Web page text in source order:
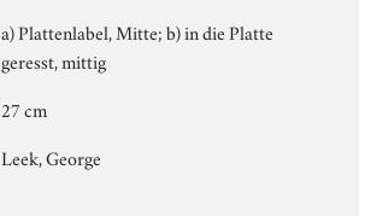
a) Plattenlabel, Mitte; b) in die Platte
geresst, mittig
27 cm
Leek, George